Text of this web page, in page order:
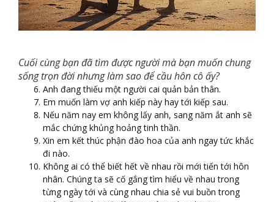
Cuối cùng bạn đã tìm được người mà bạn muốn chung
sống trọn đời nhưng làm sao để cầu hôn cô ấy?
Anh đang thiếu một người cai quản bản thân.
Em muốn làm vợ anh kiếp này hay tới kiếp sau.
Nếu năm nay em không lấy anh, sang năm ắt anh sẽ
mắc chứng khủng hoảng tinh thần.
Xin em kết thúc phận đào hoa của anh ngay tức khắc
đi nào.
Không ai có thể biết hết về nhau rồi mới tiến tới hôn
nhân. Chúng ta sẽ cố gắng tìm hiểu về nhau trong
từng ngày tới và cùng nhau chia sẻ vui buồn trong